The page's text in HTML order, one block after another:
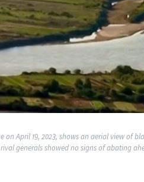
on April 19, 2023, shows an aerial view
generals showed no signs of abating